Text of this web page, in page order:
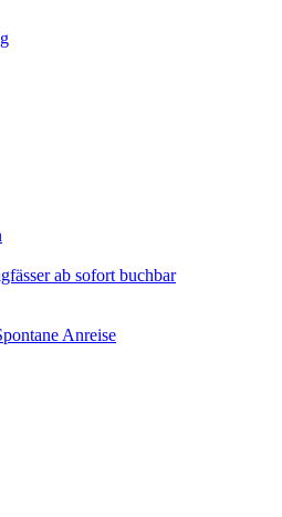
ab sofort buchbar
Anreise